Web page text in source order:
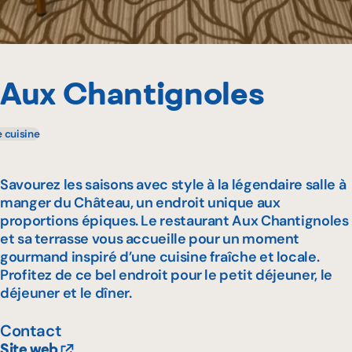
Aux Chantignoles
cuisine
Savourez les saisons avec style à la légendaire salle à
manger du Château, un endroit unique aux
proportions épiques. Le restaurant Aux Chantignoles
et sa terrasse vous accueille pour un moment
gourmand inspiré d’une cuisine fraîche et locale.
Profitez de ce bel endroit pour le petit déjeuner, le
déjeuner et le dîner.
Contact